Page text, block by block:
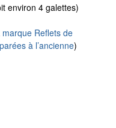
environ 4 galettes)
marque Reflets de
à l’ancienne)